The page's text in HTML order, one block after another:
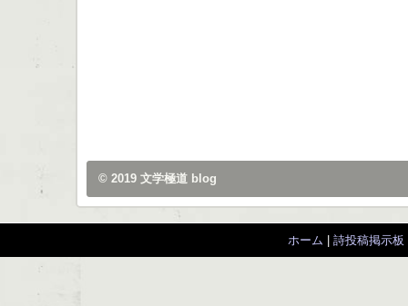
© 2019 文学極道 blog
ホーム 詩投稿掲示板